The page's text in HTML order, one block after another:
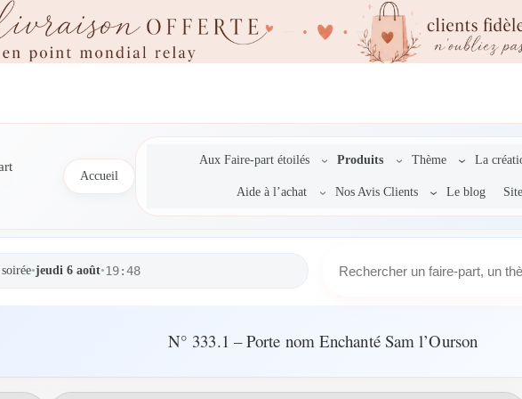
Accueil
Aux Faire-part étoilés Produits Thème La
Aide à l’achat Nos Avis Clients Le blog
•jeudi 6 août•19:48
r
h
N° 333.1 – Porte nom Enchanté Sam l’Ourson